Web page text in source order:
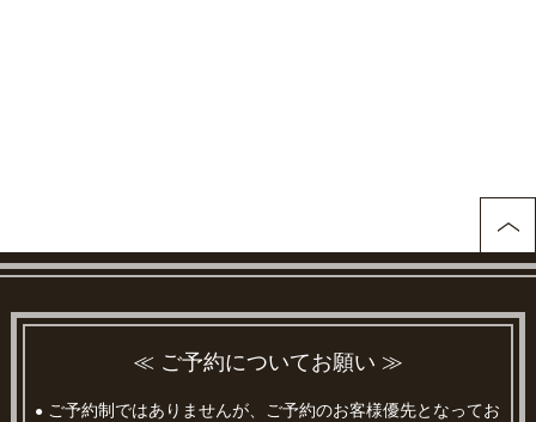
≪ ご予約についてお願い ≫
● ご予約制ではありませんが、ご予約のお客様優先となってお